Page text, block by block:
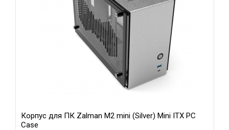
Корпус для ПК Zalman M2 mini (Silver) Mini ITX PC
Case